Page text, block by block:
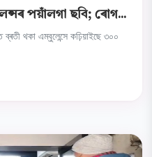
পয়াঁলগা ছবি; ৰোগ...
ব্ৰতী থকা এম্বুলেন্সে কঢ়িয়াইছে ৩০০